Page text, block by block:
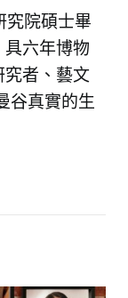
究院碩士畢
六年博物
究者、藝文
谷真實的生